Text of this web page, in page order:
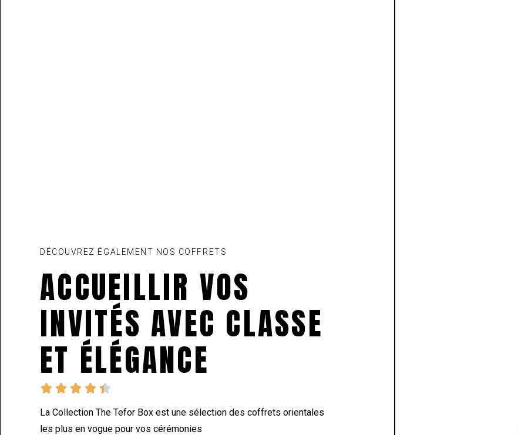
DÉCOUVREZ ÉGALEMENT NOS COFFRETS
ACCUEILLIR VOS
INVITÉS AVEC CLASSE
ET ÉLÉGANCE
    
La Collection The Tefor Box est une sélection des coffrets orientales
les plus en vogue pour vos cérémonies